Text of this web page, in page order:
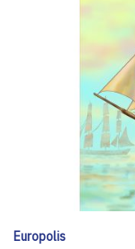
Europolis